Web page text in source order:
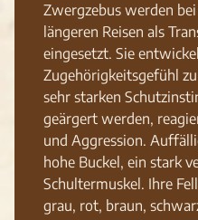
Zwergzebus werden
längeren Reisen als
eingesetzt. Sie
Zugehörigkeitsgefühl
sehr starken
geärgert werden,
und Aggression.
hohe Buckel, ein stark
Schultermuskel. Ihre
grau, rot, braun,